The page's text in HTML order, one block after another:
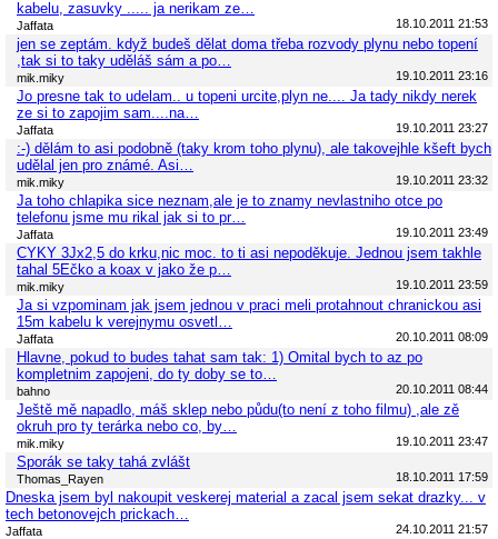
kabelu, zasuvky ..... ja nerikam ze…
Jaffata 18.10.2011 21:53
jen se zeptám. když budeš dělat doma třeba rozvody plynu nebo topení
,tak si to taky uděláš sám a po…
mik.miky 19.10.2011 23:16
Jo presne tak to udelam.. u topeni urcite,plyn ne.... Ja tady nikdy nerek
ze si to zapojim sam....na…
Jaffata 19.10.2011 23:27
:-) dělám to asi podobně (taky krom toho plynu), ale takovejhle kšeft bych
udělal jen pro známé. Asi…
mik.miky 19.10.2011 23:32
Ja toho chlapika sice neznam,ale je to znamy nevlastniho otce po
telefonu jsme mu rikal jak si to pr…
Jaffata 19.10.2011 23:49
CYKY 3Jx2,5 do krku,nic moc. to ti asi nepoděkuje. Jednou jsem takhle
tahal 5Ečko a koax v jako že p…
mik.miky 19.10.2011 23:59
Ja si vzpominam jak jsem jednou v praci meli protahnout chranickou asi
15m kabelu k verejnymu osvetl…
Jaffata 20.10.2011 08:09
Hlavne, pokud to budes tahat sam tak: 1) Omital bych to az po
kompletnim zapojeni, do ty doby se to…
bahno 20.10.2011 08:44
Ještě mě napadlo, máš sklep nebo půdu(to není z toho filmu) ,ale zě
okruh pro ty terárka nebo co, by…
mik.miky 19.10.2011 23:47
Sporák se taky tahá zvlášt
Thomas_Rayen 18.10.2011 17:59
Dneska jsem byl nakoupit veskerej material a zacal jsem sekat drazky... v
tech betonovejch prickach…
Jaffata 24.10.2011 21:57